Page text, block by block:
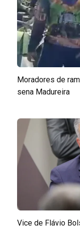
Moradores de
sena Madureira
Vice de Flávio